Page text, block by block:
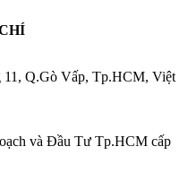
11, Q.Gò Vấp, Tp.HCM, Việt
và Đầu Tư Tp.HCM cấp